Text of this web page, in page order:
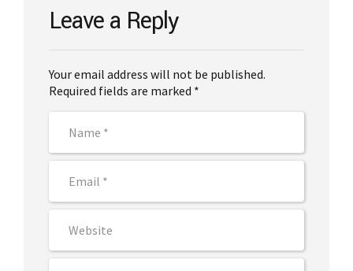
Leave a Reply
Your email address will not be published.
Required fields are marked *